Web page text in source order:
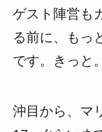
ゲスト陣営も
る前に、もっ
です。きっと。
沖目から、マ